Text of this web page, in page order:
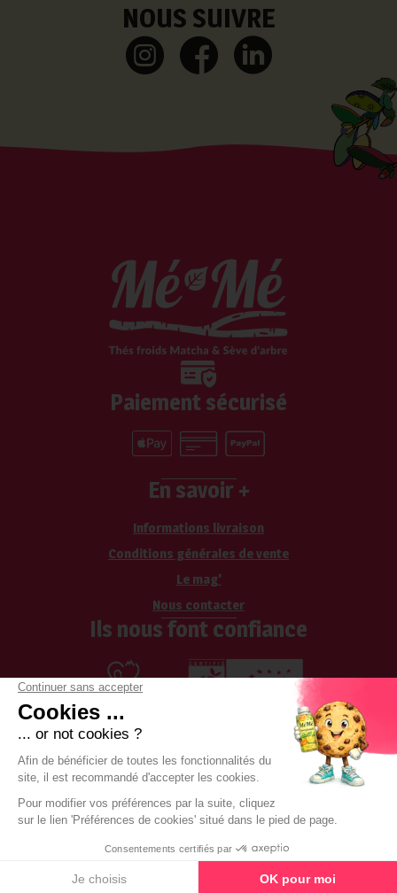
NOUS SUIVRE
Paiement sécurisé
En savoir +
Informations livraison
Conditions générales de vente
Le mag'
Nous contacter
Ils nous font confiance